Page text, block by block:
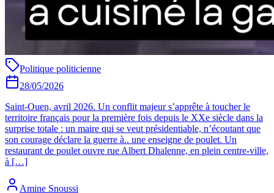
Politique politicienne
28/05/2026
Saint-Ouen, avril 2026. Un conflit majeur s’apprête à toucher le
territoire français pour la première fois depuis le XXe siècle dans la
surprise totale : un maire qui se veut présidentiable, n’écoutant que
son courage déclare la guerre à.. une enseigne de poulet. Un
restaurant de poulet ouvre rue Albert Dhalenne, en plein centre-ville,
à […]
Amine Snoussi